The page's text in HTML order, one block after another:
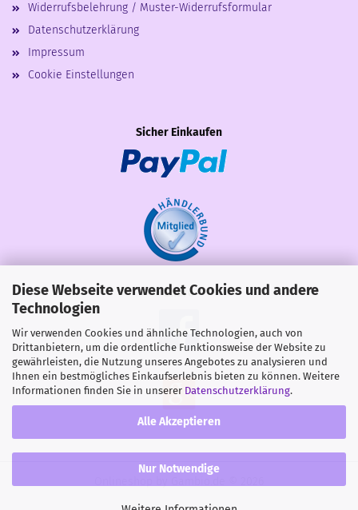
Diese Webseite verwendet Cookies und andere
Technologien
Wir verwenden Cookies und ähnliche Technologien, auch von
Drittanbietern, um die ordentliche Funktionsweise der Website zu
gewährleisten, die Nutzung unseres Angebotes zu analysieren und
Ihnen ein bestmögliches Einkaufserlebnis bieten zu können. Weitere
Informationen finden Sie in unserer Datenschutzerklärung.
Alle Akzeptieren
Nur Notwendige
Widerrufsbelehrung / Muster-Widerrufsformular
Datenschutzerklärung
Impressum
Cookie Einstellungen
Sicher Einkaufen
Share